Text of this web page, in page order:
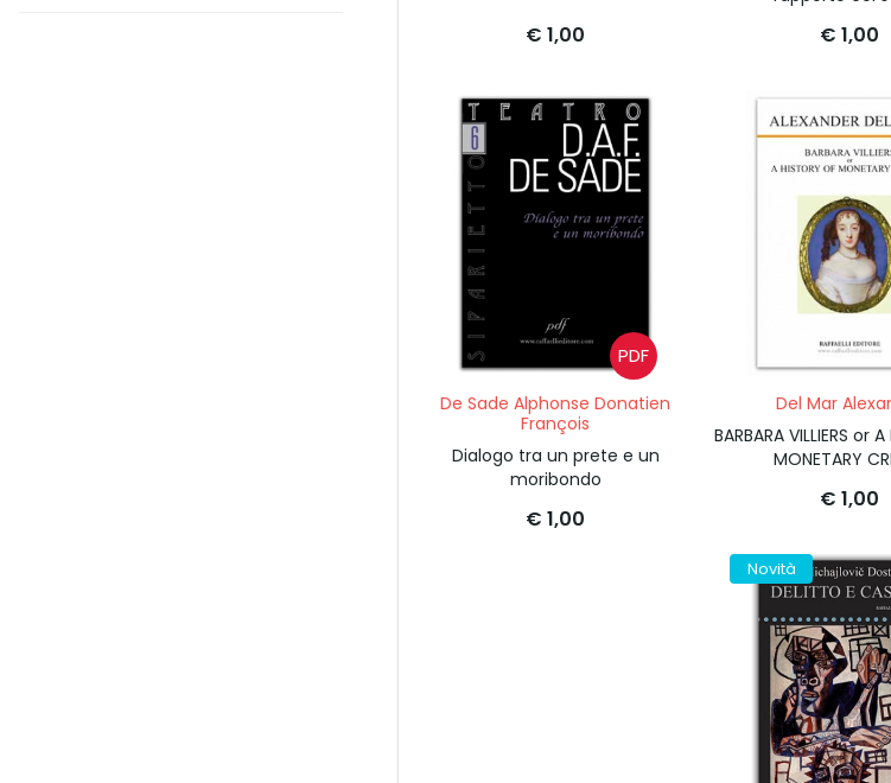
€ 1,00 € 1,00
PDF
De Sade Alphonse Donatien
François
Dialogo tra un prete e un
moribondo
€ 1,00
Del Mar
BARBARA VILLIERS or
MONETARY
€ 1,00
Novità